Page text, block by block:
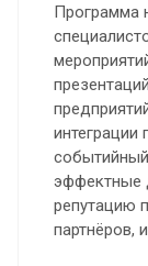
Программа
интеграции
событийный
эффектные
репутацию
партнёров,